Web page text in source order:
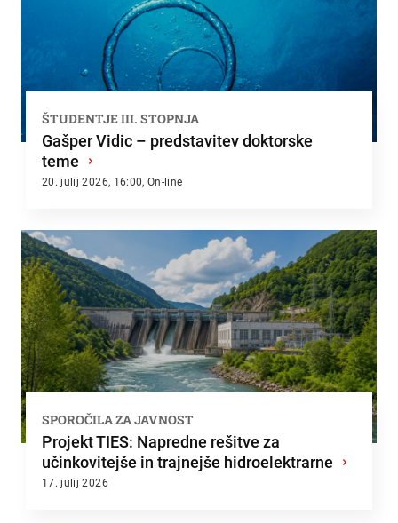
ŠTUDENTJE III. STOPNJA
Gašper Vidic – predstavitev doktorske
teme ›
20. julij 2026, 16:00, On-line
SPOROČILA ZA JAVNOST
Projekt TIES: Napredne rešitve za
učinkovitejše in trajnejše hidroelektrarne ›
17. julij 2026